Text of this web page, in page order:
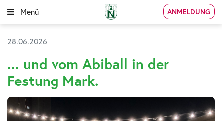
Menü ANMELDUNG
28.06.2026
... und vom Abiball in der
Festung Mark.